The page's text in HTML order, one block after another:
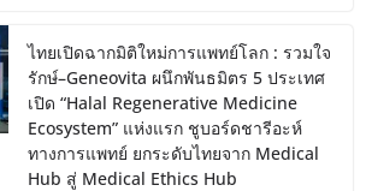
ไทยเปิดฉากมิติใหม่การแพทย์โลก : รวมใจ
รักษ์–Geneovita ผนึกพันธมิตร 5 ประเทศ
เปิด “Halal Regenerative Medicine
Ecosystem” แห่งแรก ชูบอร์ดชารีอะห์
ทางการแพทย์ ยกระดับไทยจาก Medical
Hub สู่ Medical Ethics Hub